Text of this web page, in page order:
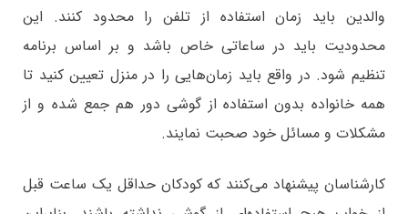
والدین باید زمان استفاده از تلفن را محدود کنند. این
محدودیت باید در ساعاتی خاص باشد و بر اساس برنامه
تنظیم شود. در واقع باید زمان‌هایی را در منزل تعیین کنید تا
همه خانواده بدون استفاده از گوشی دور هم جمع شده و از
مشکلات و مسائل خود صحبت نمایند.
کارشناسان پیشنهاد می‌کنند که کودکان حداقل یک ساعت قبل